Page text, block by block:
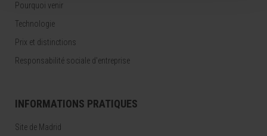
Pourquoi venir
Technologie
Prix et distinctions
Responsabilité sociale d'entreprise
INFORMATIONS PRATIQUES
Site de Madrid